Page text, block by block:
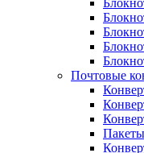
Почтовые